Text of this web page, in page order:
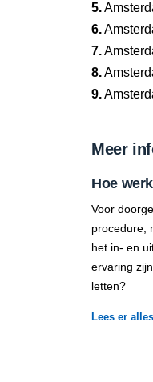
5.
6.
7.
8.
9.
Meer
Hoe
Voor
procedure,
het in- en
ervaring
letten?
Lees er